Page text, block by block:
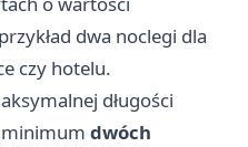
dwa noclegi dla
czy hotelu.
długości
dwóch